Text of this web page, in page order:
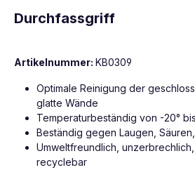
Durchfassgriff
Artikelnummer: KB0309
Optimale Reinigung der
glatte Wände
Temperaturbeständig von -20°
Beständig gegen Laugen,
Umweltfreundlich,
recyclebar